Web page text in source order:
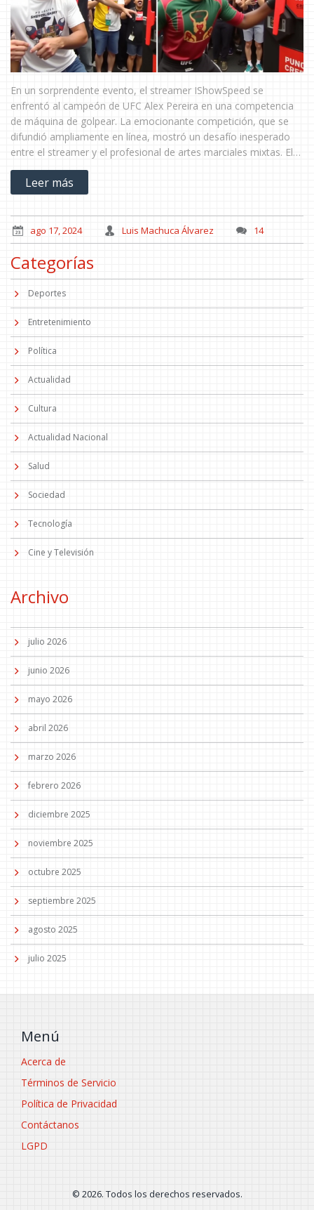
En un sorprendente evento, el streamer IShowSpeed se
enfrentó al campeón de UFC Alex Pereira en una competencia
de máquina de golpear. La emocionante competición, que se
difundió ampliamente en línea, mostró un desafío inesperado
entre el streamer y el profesional de artes marciales mixtas. El
resultado fue sorprendentemente reñido, cautivando a
numerosos espectadores.
Leer más
ago 17, 2024 Luis Machuca Álvarez 14
Categorías
Deportes
Entretenimiento
Política
Actualidad
Cultura
Actualidad Nacional
Salud
Sociedad
Tecnología
Cine y Televisión
Archivo
julio 2026
junio 2026
mayo 2026
abril 2026
marzo 2026
febrero 2026
diciembre 2025
noviembre 2025
octubre 2025
septiembre 2025
agosto 2025
julio 2025
Menú
Acerca de
Términos de Servicio
Política de Privacidad
Contáctanos
LGPD
© 2026. Todos los derechos reservados.